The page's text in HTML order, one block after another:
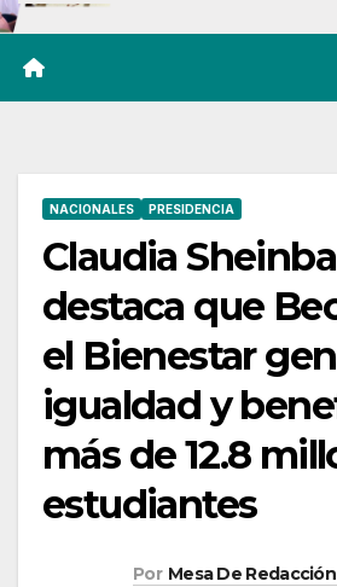
NACIONALES PRESIDENCIA
Claudia
destaca que
el Bienestar
igualdad y
más de 12.8
estudiantes
Por Mesa De Redacción